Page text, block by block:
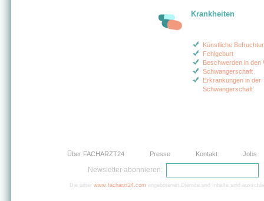
Krankheiten
Künstliche
Fehlgeburt
Beschwerden in den
Schwangerschaft
Erkrankungen in der
Schwangerschaft
Über FACHARZT24 Presse Kontakt Jobs
Newsletter abonnieren:
Die unter www.facharzt24.com angebotenen Dienste und Inhalte sind